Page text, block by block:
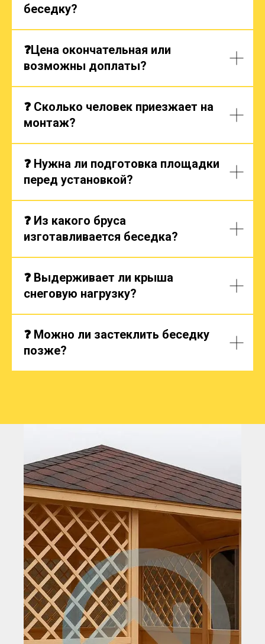
беседку?
❓Цена окончательная или
возможны доплаты?
❓ Сколько человек приезжает на
монтаж?
❓ Нужна ли подготовка площадки
перед установкой?
❓ Из какого бруса
изготавливается беседка?
❓ Выдерживает ли крыша
снеговую нагрузку?
❓ Можно ли застеклить беседку
позже?